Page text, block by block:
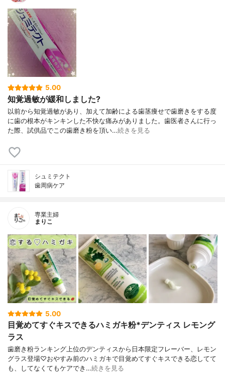
5.00
知覚過敏が緩和しました?
以前から知覚過敏があり、加えて加齢による歯茎痩せで歯磨きをする度
に歯の根本がキンキンした不快な痛みがありました。歯医者さんに行っ
た際、試供品でこの歯磨き粉を頂い…続きを見る
シュミテクト
歯周病ケア
専業主婦
まりこ
5.00
目覚めてすぐキスできるハミガキ粉*デンティス レモング
ラス
歯磨き粉ランキング上位のデンティスから日本限定フレーバー、レモン
グラス登場♡おやすみ前のハミガキで目覚めてすぐキスできる恋してて
も、してなくてもケアでき…続きを見る